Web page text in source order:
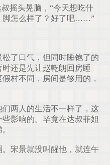
摇头晃脑，“今天想吃什
脚怎么样了？好了吧……”
了口气，但同时睡饱了的
还是先让赵乾朗回房睡
村不同，房间是够用的，
两人的生活不一样了，这
影响的。毕竟在达叔菲姐
宋景就没叫醒他，就连午